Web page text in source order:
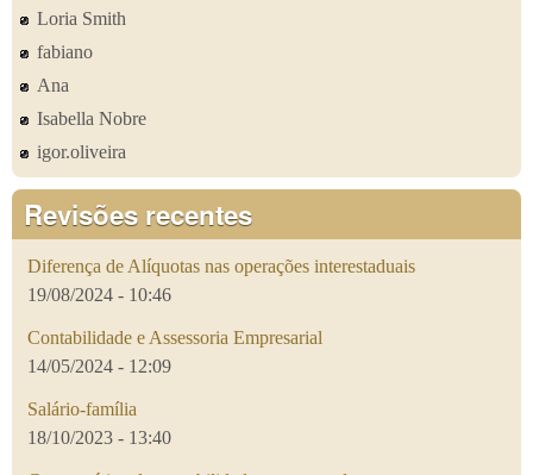
Loria Smith
fabiano
Ana
Isabella Nobre
igor.oliveira
Revisões recentes
Diferença de Alíquotas nas operações interestaduais
19/08/2024 - 10:46
Contabilidade e Assessoria Empresarial
14/05/2024 - 12:09
Salário-família
18/10/2023 - 13:40